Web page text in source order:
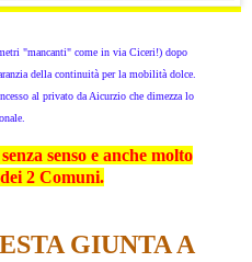
"mancanti" come in via Ciceri!) dopo
della continuità per la mobilità dolce.
al privato da Aicurzio che dimezza lo
senso e anche molto
2 Comuni.
GIUNTA A